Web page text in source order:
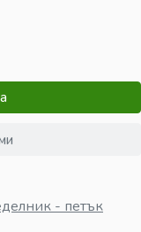
- петък